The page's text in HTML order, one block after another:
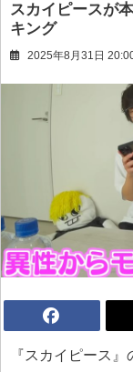
スカイピースが
キング
2025年8月31日
『スカイピース